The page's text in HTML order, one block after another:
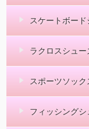
スケートボー
ラクロスシュー
スポーツソック
フィッシングシ